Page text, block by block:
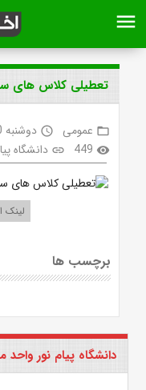
menu
تعطیلی کلاس های ساعت ۱۴ به بعد امروز
folder_open عمومی access_time دوشنبه 30 آبان 1401 ساعت 12:24
visibility
449
link دانشگاه
لینک
برچسب ها
دانشگاه پیام نور واحد